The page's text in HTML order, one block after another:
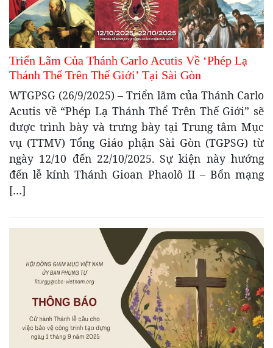
Triển Lãm Của Thánh Carlo Acutis Về ‘Phép Lạ
Thánh Thể Trên Thế Giới’ Tại Sài Gòn
WTGPSG (26/9/2025) – Triển lãm của Thánh Carlo
Acutis về “Phép Lạ Thánh Thể Trên Thế Giới” sẽ
được trình bày và trưng bày tại Trung tâm Mục
vụ (TTMV) Tổng Giáo phận Sài Gòn (TGPSG) từ
ngày 12/10 đến 22/10/2025. Sự kiện này hướng
đến lễ kính Thánh Gioan Phaolô II – Bổn mạng
[…]